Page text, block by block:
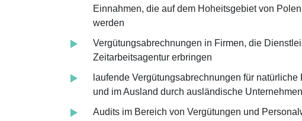
Einnahmen, die auf dem Hoheitsgebiet von
werden
Vergütungsabrechnungen in Firmen, die
Zeitarbeitsagentur erbringen
laufende Vergütungsabrechnungen für
und im Ausland durch ausländische
Audits im Bereich von Vergütungen und